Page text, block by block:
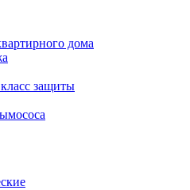
дома
защиты